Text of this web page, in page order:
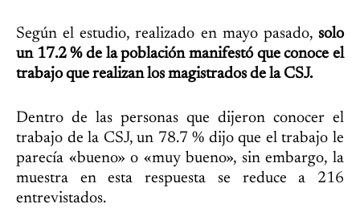
Según el estudio, realizado en mayo pasado, solo
un 17.2 % de la población manifestó que conoce el
trabajo que realizan los magistrados de la CSJ.
Dentro de las personas que dijeron conocer el
trabajo de la CSJ, un 78.7 % dijo que el trabajo le
parecía «bueno» o «muy bueno», sin embargo, la
muestra en esta respuesta se reduce a 216
entrevistados.